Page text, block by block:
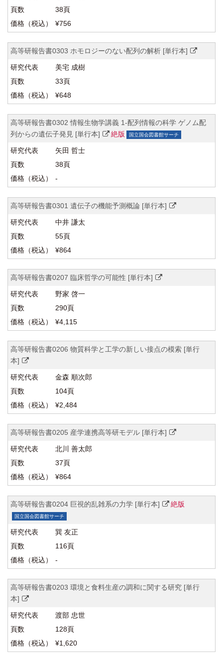
38頁
¥756
高等研報告書0303 ホモロジーのない配列の解析 [単行本]
美宅 成樹
33頁
¥648
高等研報告書0302 情報生物学講義 1-配列情報の科学 ゲノム配
列からの遺伝子発見 [単行本]
絶版 国立国会図書館サーチ
矢田 哲士
38頁
-
高等研報告書0301 遺伝子の機能予測概論 [単行本]
中井 謙太
55頁
¥864
高等研報告書0207 臨床哲学の可能性 [単行本]
野家 啓一
290頁
¥4,115
高等研報告書0206 物質科学と工学の新しい接点の模索 [単行
本]
金森 順次郎
104頁
¥2,484
高等研報告書0205 産学連携高等研モデル [単行本]
北川 善太郎
37頁
¥864
高等研報告書0204 巨視的乱雑系の力学 [単行本] 絶版
国立国会図書館サーチ
巽 友正
116頁
-
高等研報告書0203 環境と食料生産の調和に関する研究 [単行
本]
渡部 忠世
128頁
¥1,620